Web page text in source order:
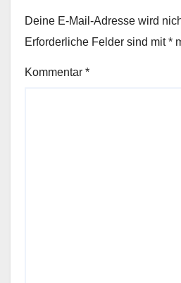
Deine E-Mail-Adresse wird
Erforderliche Felder sind mit*
Kommentar *